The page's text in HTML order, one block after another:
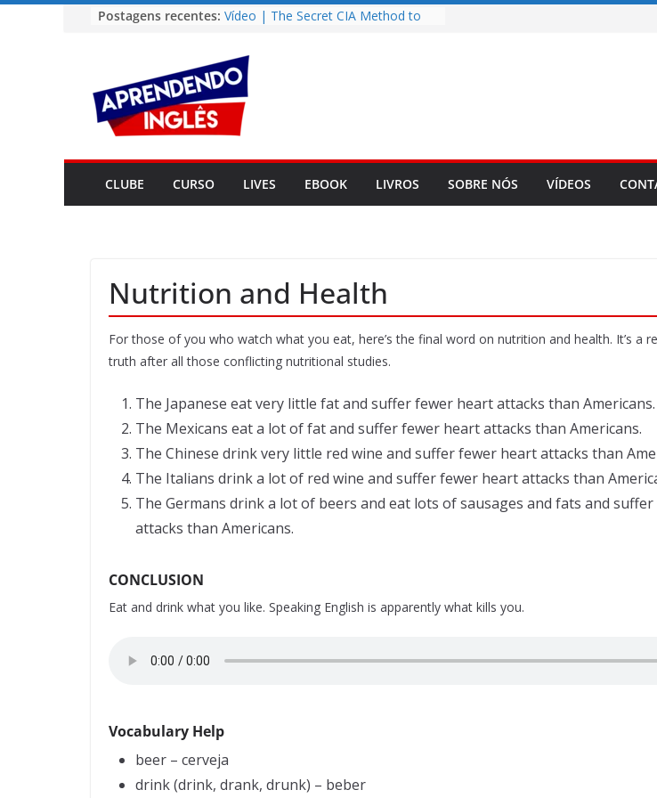
conteúdo
Postagens recentes: Vídeo | The Secret CIA Method to
Vídeo | How I m using NotebookLM
to power up my language learning
Vídeo | Do imaginary friends make
you smarter?
Story | Brasília: The City That Rose
from the Wilderness
Easy English Song | Somewhere
Over the Rainbow (Israel
Kamakawiwo’ole)
CLUBE CURSO LIVES EBOOK LIVROS SOBRE NÓS VÍDEOS
Nutrition and Health
For those of you who watch what you eat, here’s the final word on nutrition and health. It’s a
truth after all those conflicting nutritional studies.
The Japanese eat very little fat and suffer fewer heart attacks than Americans.
The Mexicans eat a lot of fat and suffer fewer heart attacks than Americans.
The Chinese drink very little red wine and suffer fewer heart attacks than
The Italians drink a lot of red wine and suffer fewer heart attacks than
The Germans drink a lot of beers and eat lots of sausages and fats and
attacks than Americans.
CONCLUSION
Eat and drink what you like. Speaking English is apparently what kills you.
Vocabulary Help
beer – cerveja
drink (drink, drank, drunk) – beber